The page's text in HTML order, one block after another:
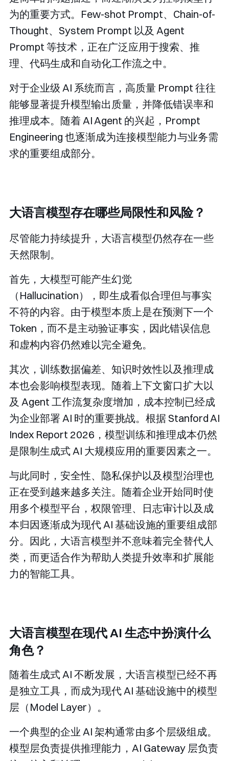
为的重要方式。Few-shot Prompt、Chain-of-
Thought、System Prompt 以及 Agent
Prompt 等技术，正在广泛应用于搜索、推
理、代码生成和自动化工作流之中。
对于企业级 AI 系统而言，高质量 Prompt 往往
能够显著提升模型输出质量，并降低错误率和
推理成本。随着 AI Agent 的兴起，Prompt
Engineering 也逐渐成为连接模型能力与业务需
求的重要组成部分。
大语言模型存在哪些局限性和风险？
尽管能力持续提升，大语言模型仍然存在一些
天然限制。
首先，大模型可能产生幻觉
（Hallucination），即生成看似合理但与事实
不符的内容。由于模型本质上是在预测下一个
Token，而不是主动验证事实，因此错误信息
和虚构内容仍然难以完全避免。
其次，训练数据偏差、知识时效性以及推理成
本也会影响模型表现。随着上下文窗口扩大以
及 Agent 工作流复杂度增加，成本控制已经成
为企业部署 AI 时的重要挑战。根据 Stanford AI
Index Report 2026，模型训练和推理成本仍然
是限制生成式 AI 大规模应用的重要因素之一。
与此同时，安全性、隐私保护以及模型治理也
正在受到越来越多关注。随着企业开始同时使
用多个模型平台，权限管理、日志审计以及成
本归因逐渐成为现代 AI 基础设施的重要组成部
分。因此，大语言模型并不意味着完全替代人
类，而更适合作为帮助人类提升效率和扩展能
力的智能工具。
大语言模型在现代 AI 生态中扮演什么
角色？
随着生成式 AI 不断发展，大语言模型已经不再
是独立工具，而成为现代 AI 基础设施中的模型
层（Model Layer）。
一个典型的企业 AI 架构通常由多个层级组成。
模型层负责提供推理能力，AI Gateway 层负责